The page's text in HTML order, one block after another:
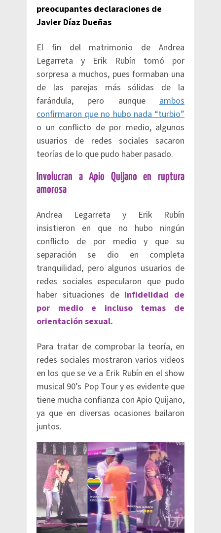
preocupantes declaraciones de
Javier Díaz Dueñas
El fin del matrimonio de Andrea
Legarreta y Erik Rubín tomó por
sorpresa a muchos, pues formaban una
de las parejas más sólidas de la
farándula, pero aunque ambos
confirmaron que no hubo nada “turbio”
o un conflicto de por medio, algunos
usuarios de redes sociales sacaron
teorías de lo que pudo haber pasado.
Involucran a Apio Quijano en ruptura
amorosa
Andrea Legarreta y Erik Rubín
insistieron en que no hubo ningún
conflicto de por medio y que su
separación se dio en completa
tranquilidad, pero algunos usuarios de
redes sociales especularon que pudo
haber situaciones de infidelidad de
por medio e incluso temas de
orientación sexual.
Para tratar de comprobar la teoría, en
redes sociales mostraron varios videos
en los que se ve a Erik Rubín en el show
musical 90’s Pop Tour y es evidente que
tiene mucha confianza con Apio Quijano,
ya que en diversas ocasiones bailaron
juntos.